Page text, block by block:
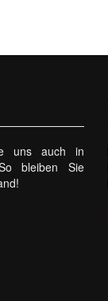
uns auch in
bleiben Sie